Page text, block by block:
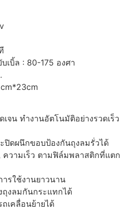
เบิ้ล : 80-175 องศา
จน ทำงานอัตโนมัติอย่างรวดเร็ว
ดผนึกขอบป้องกันถุงลมรั่วได้
วามเร็ว ตามฟิล์มพลาสติกที่แตก
รใช้งานยาวนาน
งลมกันกระแทกได้
เคลื่อนย้ายได้